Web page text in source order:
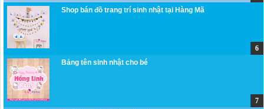
Shop bán đồ trang trí sinh nhật tại Hàng Mã
Bảng tên sinh nhật cho bé